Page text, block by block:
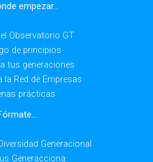
empezar...
Observatorio GT
de principios
tus generaciones
la Red de Empresas
prácticas
Generacional
Generacciona